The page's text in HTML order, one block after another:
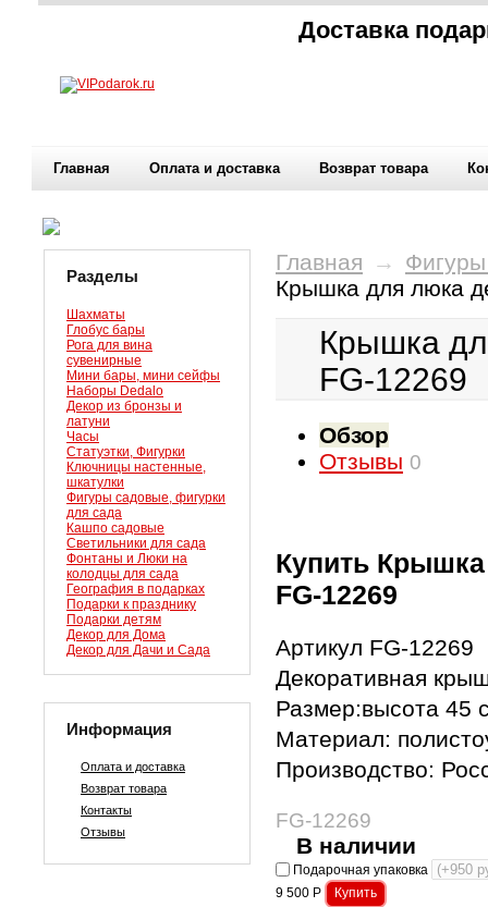
Доставка
Главная Оплата и доставка Возврат товара
Разделы
Шахматы
Глобус бары
Рога для вина
сувенирные
Мини бары, мини сейфы
Наборы Dedalo
Декор из бронзы и
латуни
Часы
Статуэтки, Фигурки
Ключницы настенные,
шкатулки
Фигуры садовые, фигурки
для сада
Кашпо садовые
Светильники для сада
Фонтаны и Люки на
колодцы для сада
География в подарках
Подарки к празднику
Подарки детям
Декор для Дома
Декор для Дачи и Сада
Информация
Оплата и доставка
Возврат товара
Контакты
Отзывы
Главная →
Крышка для люка
Крышка
FG-12269
Обзор
Отзывы 0
Купить Крышка
FG-12269
Артикул FG-12269
Декоративная
Размер:высота 45
Материал:
Производство:
FG-12269
В наличии
Подарочная упаковка
9 500 Р